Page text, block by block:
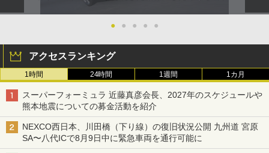
● ● ● ● ●
アクセスランキング
1時間 24時間 1週間 1カ月
スーパーフォーミュラ 近藤真彦会長、2027年のスケジュールや
熊本地震についての募金活動を紹介
NEXCO西日本、川田橋（下り線）の復旧状況公開 九州道 宮原
SA〜八代ICで8月9日中に緊急車両を通行可能に